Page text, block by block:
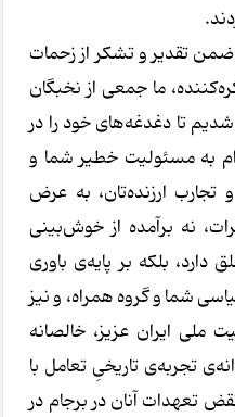
تقدیر و تشکر از زحمات
ما جمعی از نخبگان
تا دغدغه‌های خود را در
به مسئولیت خطیر شما و
تجارب ارزنده‌تان، به عرض
نه برآمده از خوش‌بینی
بلکه بر پایه‌ی باوری
شما و گروه همراه، و نیز
ملی ایران عزیز، خالصانه
تجربه‌ی تاریخیِ تعامل با
تعهدات آنان در برجام در